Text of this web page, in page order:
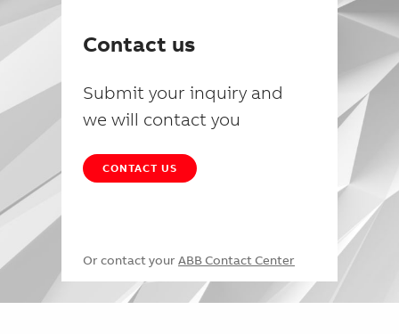
Contact us
Submit your inquiry and
we will contact you
CONTACT US
Or contact your ABB Contact Center